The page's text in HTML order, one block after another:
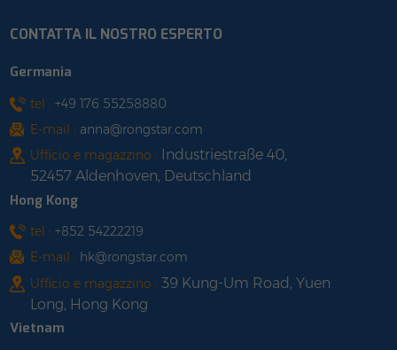
CONTATTA IL NOSTRO ESPERTO
Germania
tel : +49 176 55258880
E-mail : anna@rongstar.com
Ufficio e magazzino :
Industriestraße 40,
52457 Aldenhoven, Deutschland
Hong Kong
tel : +852 54222219
E-mail : hk@rongstar.com
Ufficio e magazzino : 39 Kung-Um Road, Yuen
Long, Hong Kong
Vietnam